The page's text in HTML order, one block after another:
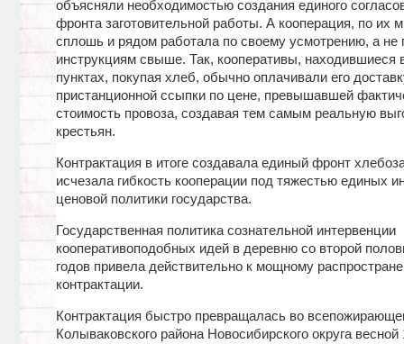
объясняли необходимостью создания единого
фронта заготовительной работы. А кооперация, по их
сплошь и рядом работала по своему усмотрению, а не
инструкциям свыше. Так, кооперативы, находившиеся
пунктах, покупая хлеб, обычно оплачивали его
пристанционной ссыпки по цене, превышавшей
стоимость провоза, создавая тем самым реальную
крестьян.
Контрактация в итоге создавала единый фронт
исчезала гибкость кооперации под тяжестью единых
ценовой политики государства.
Государственная политика сознательной интервенции
кооперативоподобных идей в деревню со второй
годов привела действительно к мощному
контрактации.
Контрактация быстро превращалась во
Колываковского района Новосибирского округа весной